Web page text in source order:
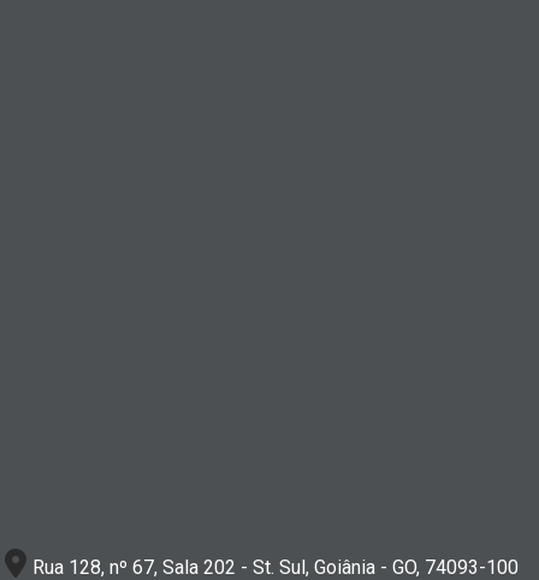
Rua 128, nº 67, Sala 202 - St. Sul, Goiânia - GO, 74093-100